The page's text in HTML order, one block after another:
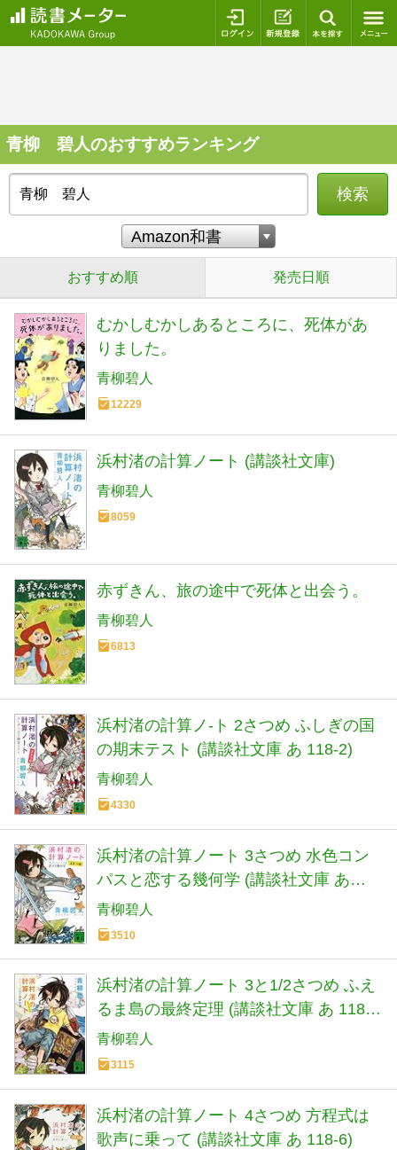
ログイン 新規登録
青柳 碧人のおすすめランキング
検索
おすすめ順 発売日順
むかしむかしあるところに、死体があ
りました。
青柳碧人
12229
浜村渚の計算ノート (講談社文庫)
青柳碧人
8059
赤ずきん、旅の途中で死体と出会う。
青柳碧人
6813
浜村渚の計算ノ-ト 2さつめ ふしぎの国
の期末テスト (講談社文庫 あ 118-2)
青柳碧人
4330
浜村渚の計算ノート 3さつめ 水色コン
パスと恋する幾何学 (講談社文庫 あ
118-3)
青柳碧人
3510
浜村渚の計算ノート 3と1/2さつめ ふえ
るま島の最終定理 (講談社文庫 あ 118-
4)
青柳碧人
3115
浜村渚の計算ノート 4さつめ 方程式は
歌声に乗って (講談社文庫 あ 118-6)